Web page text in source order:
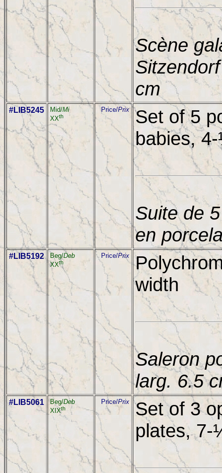
Scène
cm
#LIB5245 Mid/Mi
XXth
Price/Prix
Set of 5
babies,
Suite de
en
#LIB5192 Beg/Deb
XXth
Price/Prix
width
Saleron
larg. 6.5
#LIB5061 Beg/Deb
XIXth
Price/Prix
Set of 3
plates, 7-